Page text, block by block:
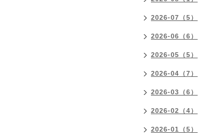
2026-07（5）
2026-06（6）
2026-05（5）
2026-04（7）
2026-03（6）
2026-02（4）
2026-01（5）